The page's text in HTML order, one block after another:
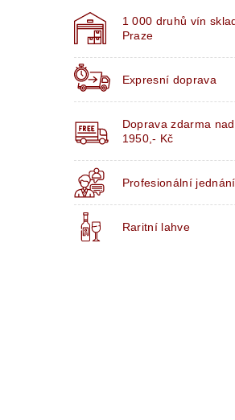
1 000 druhů vín
Praze
Expresní doprava
Doprava zdarma nad
1950,- Kč
Profesionální jednání
Raritní lahve